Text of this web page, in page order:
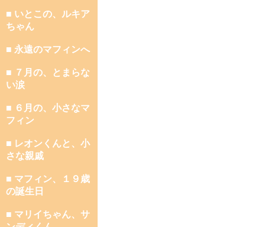
■ いとこの、ルキア
ちゃん
■ 永遠のマフィンへ
■ ７月の、とまらな
い涙
■ ６月の、小さなマ
フィン
■ レオンくんと、小
さな親戚
■ マフィン、１９歳
の誕生日
■ マリイちゃん、サ